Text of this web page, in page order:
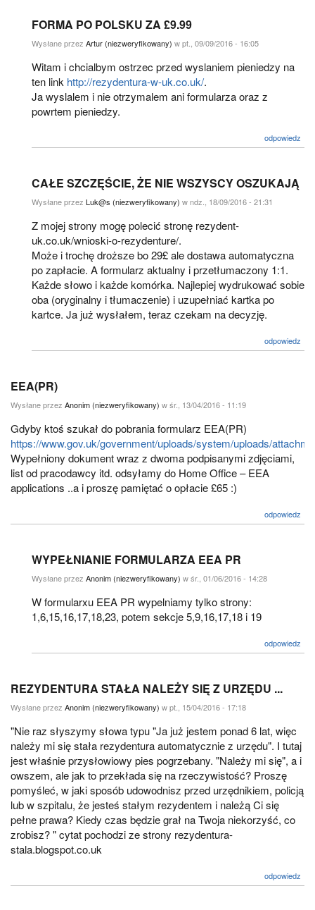
FORMA PO POLSKU ZA £9.99
Wysłane przez Artur (niezweryfikowany) w pt., 09/09/2016 - 16:05
Witam i chcialbym ostrzec przed wyslaniem pieniedzy na
ten link http://rezydentura-w-uk.co.uk/.
Ja wyslalem i nie otrzymalem ani formularza oraz z
powrtem pieniedzy.
odpowiedz
CAŁE SZCZĘŚCIE, ŻE NIE WSZYSCY OSZUKAJĄ
Wysłane przez Luk@s (niezweryfikowany) w ndz., 18/09/2016 - 21:31
Z mojej strony mogę polecić stronę rezydent-
uk.co.uk/wnioski-o-rezydenture/.
Może i trochę droższe bo 29£ ale dostawa automatyczna
po zapłacie. A formularz aktualny i przetłumaczony 1:1.
Każde słowo i każde komórka. Najlepiej wydrukować sobie
oba (oryginalny i tłumaczenie) i uzupełniać kartka po
kartce. Ja już wysłałem, teraz czekam na decyzję.
odpowiedz
EEA(PR)
Wysłane przez Anonim (niezweryfikowany) w śr., 13/04/2016 - 11:19
Gdyby ktoś szukał do pobrania formularz EEA(PR)
https://www.gov.uk/government/uploads/system/uploads/
Wypełniony dokument wraz z dwoma podpisanymi zdjęciami,
list od pracodawcy itd. odsyłamy do Home Office – EEA
applications ..a i proszę pamiętać o opłacie £65 :)
odpowiedz
WYPEŁNIANIE FORMULARZA EEA PR
Wysłane przez Anonim (niezweryfikowany) w śr., 01/06/2016 - 14:28
W formularxu EEA PR wypelniamy tylko strony:
1,6,15,16,17,18,23, potem sekcje 5,9,16,17,18 i 19
odpowiedz
REZYDENTURA STAŁA NALEŻY SIĘ Z URZĘDU ...
Wysłane przez Anonim (niezweryfikowany) w pt., 15/04/2016 - 17:18
"Nie raz słyszymy słowa typu "Ja już jestem ponad 6 lat, więc
należy mi się stała rezydentura automatycznie z urzędu". I tutaj
jest właśnie przysłowiowy pies pogrzebany. "Należy mi się", a i
owszem, ale jak to przekłada się na rzeczywistość? Proszę
pomyśleć, w jaki sposób udowodnisz przed urzędnikiem, policją
lub w szpitalu, że jesteś stałym rezydentem i należą Ci się
pełne prawa? Kiedy czas będzie grał na Twoja niekorzyść, co
zrobisz? " cytat pochodzi ze strony rezydentura-
stala.blogspot.co.uk
odpowiedz